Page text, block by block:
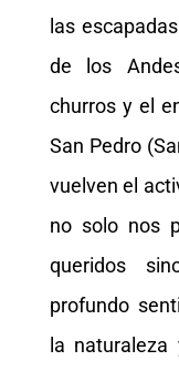
las
de los
churros y el
San Pedro
vuelven el
no solo nos
queridos
profundo
la naturaleza